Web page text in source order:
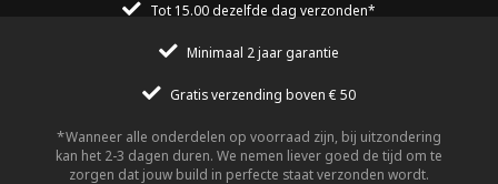
Tot 15.00 dezelfde dag verzonden*
Minimaal 2 jaar garantie
Gratis verzending boven € 50
Wanneer alle onderdelen op voorraad zijn, bij uitzondering
kan het 2-3 dagen duren. We nemen liever goed de tijd om te
zorgen dat jouw build in perfecte staat verzonden wordt.